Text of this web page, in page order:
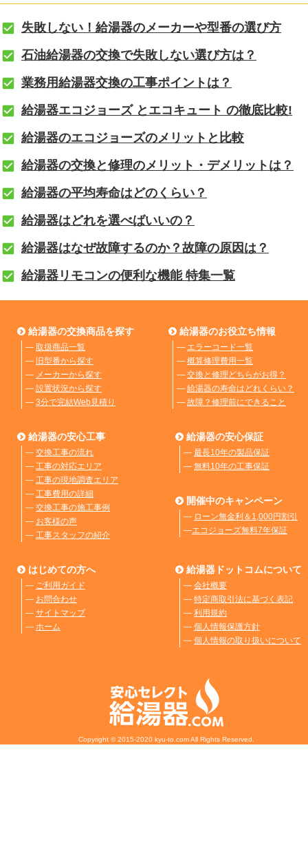
失敗しない！給湯器のメーカーや型番の選び方
石油給湯器の交換で失敗しない選び方は？
業務用給湯器交換の工事ポイントは？
給湯器エコジョーズ とエコキュート の徹底比較!
給湯器のエコジョーズのメリットと比較
給湯器の交換と修理のメリット・デメリットは？
給湯器の平均寿命はどのくらい？
給湯器はどれを選べばいいの？
給湯器はなぜ故障するのか？故障の原因は？
給湯器リモコンの便利な機能 特集一覧
給湯器の交換商品を探す
― 取扱商品一覧
― 旧型番から探す
― メーカーから探す
― 設置状況から探す
― 3分で完結Web見積り
給湯器のお役立ち情報
― エラーコード一覧
― 概算修理費用一覧
― 交換と修理どちらがお得？
― 給湯器の寿命はどれくらい？
― 故障？修理前にできること
給湯器の安心工事
― 交換工事の流れ
― 工事の対応エリア
― 工事の現地調査エリア
― 工事費用の詳細
― 交換工事の施工事例
― お客様の声
― 工事スタッフの紹介
給湯器の安心保証
― 最長10年の製品保証
― 無料10年の工事保証
開催中のキャンペーン
― ローン無金利＆1,000円割引
―エコジョーズ無料7年保証
はじめての方へ
― ご利用ガイド
― お問合わせ
― サイトマップ
― ホーム
給湯器ドットコムについて
― 会社概要
― 特定商取引法に基づく表記
― 利用規約
― 個人情報保護方針
― 個人情報の取り扱いについて
Copyright © 2015-2020 kyu-to.com All Rights Reserved.